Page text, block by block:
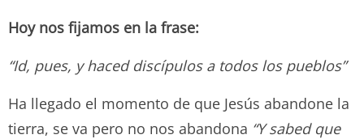
Hoy nos fijamos en la frase:
“Id, pues, y haced discípulos a todos los pueblos”
Ha llegado el momento de que Jesús abandone la
tierra, se va pero no nos abandona “Y sabed que